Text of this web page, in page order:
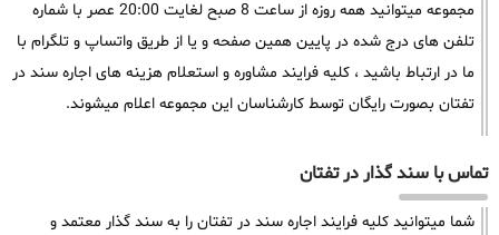
مجموعه میتوانید همه روزه از ساعت 8 صبح لغایت 20:00 عصر با شماره
تلفن های درج شده در پایین همین صفحه و یا از طریق واتساپ و تلگرام با
ما در ارتباط باشید ، کلیه فرایند مشاوره و استعلام هزینه های اجاره سند در
تفتان بصورت رایگان توسط کارشناسان این مجموعه اعلام میشوند.
تماس با سند گذار در تفتان
شما میتوانید کلیه فرایند اجاره سند در تفتان را به سند گذار معتمد و